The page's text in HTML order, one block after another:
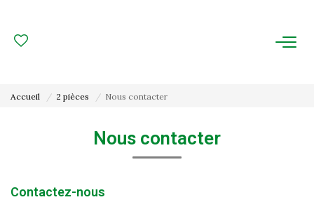
FAIRE GÉRER
Accueil 2 pièces Nous contacter
Nous contacter
Contactez-nous